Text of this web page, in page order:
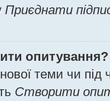
Приєднати
опитування?
теми чи
Створити